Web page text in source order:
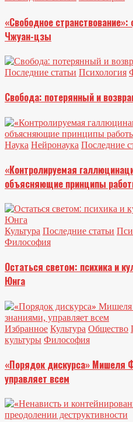
«Свободное
Чжуан-цзы
Последние статьи Психология
Свобода: потерянный и
Наука Нейронаука Последние
«Контролируемая
объясняющие принципы
Культура Последние статьи
Философия
Остаться светом: психика и
Юнга
Избранное Культура Общество
культуры Философия
«Порядок дискурса» Мишеля
управляет всем